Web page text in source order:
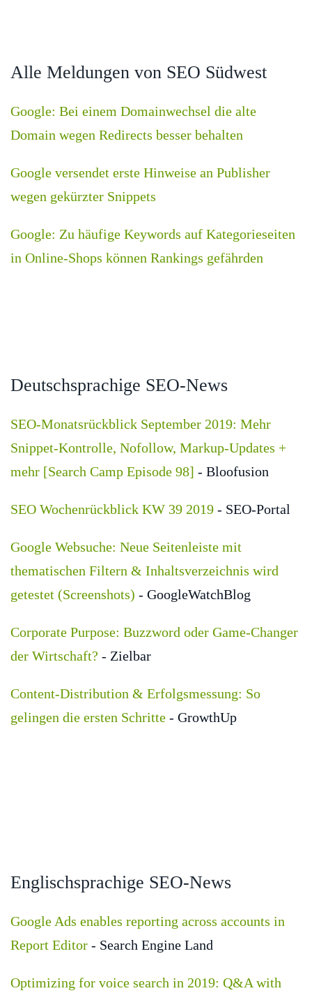
Alle Meldungen von SEO Südwest
Google: Bei einem Domainwechsel die alte
Domain wegen Redirects besser behalten
Google versendet erste Hinweise an Publisher
wegen gekürzter Snippets
Google: Zu häufige Keywords auf Kategorieseiten
in Online-Shops können Rankings gefährden
Deutschsprachige SEO-News
SEO-Monatsrückblick September 2019: Mehr
Snippet-Kontrolle, Nofollow, Markup-Updates +
mehr [Search Camp Episode 98] - Bloofusion
SEO Wochenrückblick KW 39 2019 - SEO-Portal
Google Websuche: Neue Seitenleiste mit
thematischen Filtern & Inhaltsverzeichnis wird
getestet (Screenshots) - GoogleWatchBlog
Corporate Purpose: Buzzword oder Game-Changer
der Wirtschaft? - Zielbar
Content-Distribution & Erfolgsmessung: So
gelingen die ersten Schritte - GrowthUp
Englischsprachige SEO-News
Google Ads enables reporting across accounts in
Report Editor - Search Engine Land
Optimizing for voice search in 2019: Q&A with